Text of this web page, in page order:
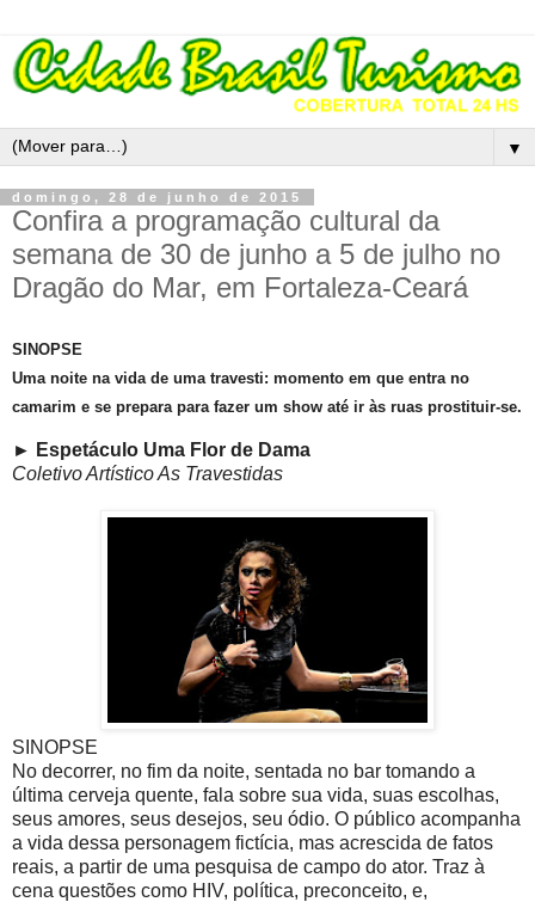
▼
domingo, 28 de junho de 2015
Confira a programação cultural da
semana de 30 de junho a 5 de julho no
Dragão do Mar, em Fortaleza-Ceará
SINOPSE
Uma noite na vida de uma travesti: momento em que entra no
camarim e se prepara para fazer um show até ir às ruas prostituir-se.
► Espetáculo Uma Flor de Dama
Coletivo Artístico As Travestidas
SINOPSE
No decorrer, no fim da noite, sentada no bar tomando a
última cerveja quente, fala sobre sua vida, suas escolhas,
seus amores, seus desejos, seu ódio. O público acompanha
a vida dessa personagem fictícia, mas acrescida de fatos
reais, a partir de uma pesquisa de campo do ator. Traz à
cena questões como HIV, política, preconceito, e,